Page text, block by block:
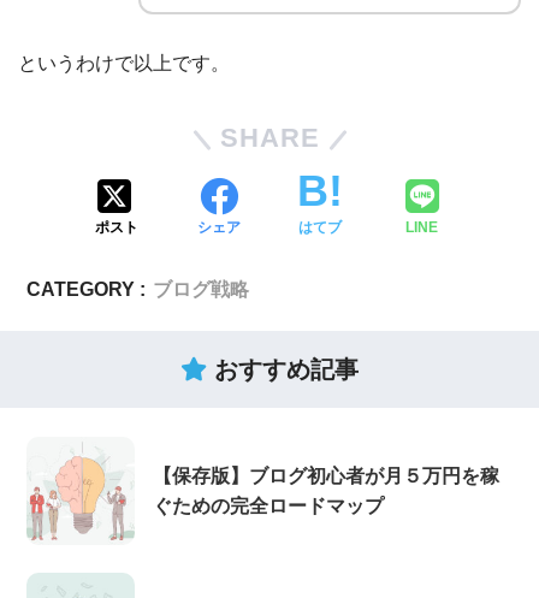
というわけで以上です。
SHARE
ポスト シェア はてブ LINE
CATEGORY : ブログ戦略
おすすめ記事
【保存版】ブログ初心者が月５万円を稼
ぐための完全ロードマップ